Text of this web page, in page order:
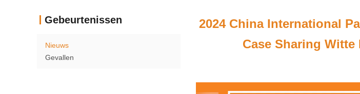
Gebeurtenissen
Nieuws
Gevallen
2024 China International
Case Sharing